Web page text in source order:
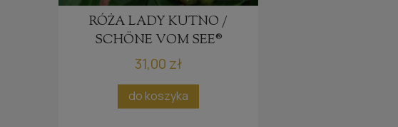
RÓŻA LADY KUTNO /
SCHÖNE VOM SEE®
31,00 zł
do koszyka